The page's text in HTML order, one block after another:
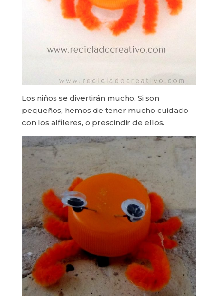
Los niños se divertirán mucho. Si son
pequeños, hemos de tener mucho cuidado
con los alfileres, o prescindir de ellos.